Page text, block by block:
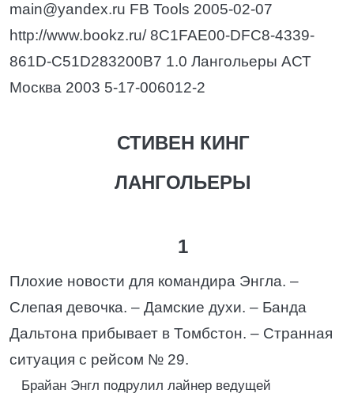
main@yandex.ru FB Tools 2005-02-07
http://www.bookz.ru/ 8C1FAE00-DFC8-4339-
861D-C51D283200B7 1.0 Лангольеры АСТ
Москва 2003 5-17-006012-2
СТИВЕН КИНГ
ЛАНГОЛЬЕРЫ
1
Плохие новости для командира Энгла. –
Слепая девочка. – Дамские духи. – Банда
Дальтона прибывает в Томбстон. – Странная
ситуация с рейсом № 29.
Брайан Энгл подрулил лайнер ведущей